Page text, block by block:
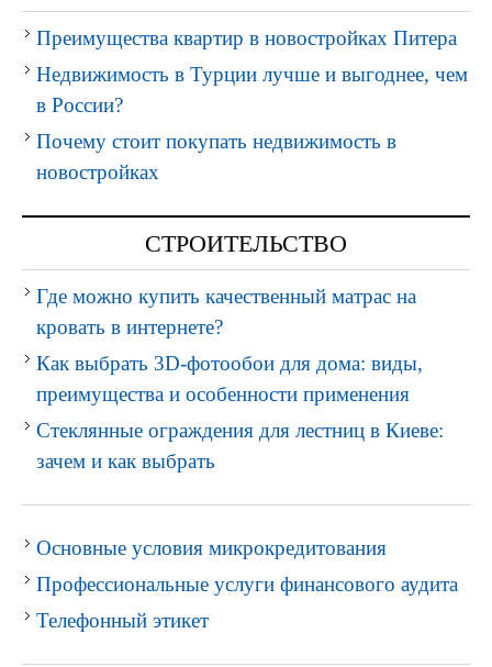
Преимущества квартир в новостройках Питера
Недвижимость в Турции лучше и выгоднее, чем
в России?
Почему стоит покупать недвижимость в
новостройках
СТРОИТЕЛЬСТВО
Где можно купить качественный матрас на
кровать в интернете?
Как выбрать 3D-фотообои для дома: виды,
преимущества и особенности применения
Стеклянные ограждения для лестниц в Киеве:
зачем и как выбрать
Основные условия микрокредитования
Профессиональные услуги финансового аудита
Телефонный этикет